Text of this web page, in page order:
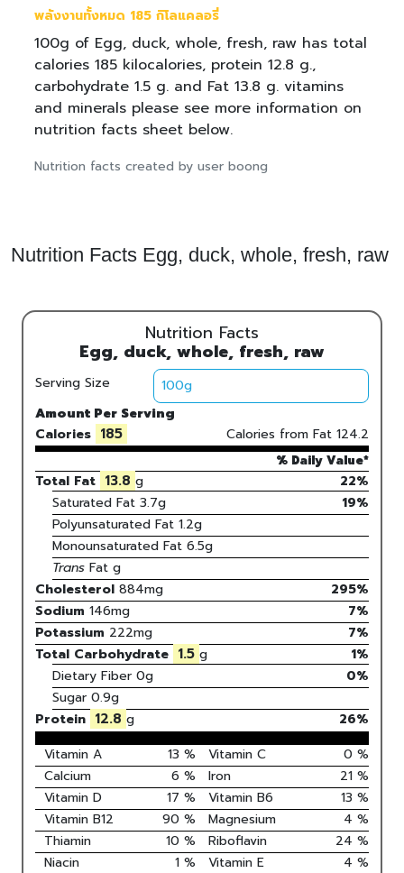
พลังงานทั้งหมด 185 กิโลแคลอรี่
100g of Egg, duck, whole, fresh, raw has total
calories 185 kilocalories, protein 12.8 g.,
carbohydrate 1.5 g. and Fat 13.8 g. vitamins
and minerals please see more information on
nutrition facts sheet below.
Nutrition facts created by user boong
Nutrition Facts Egg, duck, whole, fresh, raw
Nutrition Facts
Egg, duck, whole, fresh, raw
Serving Size
Amount Per Serving
Calories 185 Calories from Fat 124.2
% Daily Value*
Total Fat 13.8 g
22%
Saturated Fat 3.7g 19%
Polyunsaturated Fat 1.2g
Monounsaturated Fat 6.5g
TransFat g
Cholesterol 884mg 295%
Sodium 146mg 7%
Potassium 222mg 7%
Total Carbohydrate 1.5 g 1%
Dietary Fiber 0g
0%
Sugar 0.9g
Protein 12.8 g 26%
Vitamin A
13 % Vitamin C 0 %
Calcium
6 % Iron 21 %
Vitamin D
17 % Vitamin B6 13 %
Vitamin B12
90 % Magnesium 4 %
Thiamin
10 % Riboflavin 24 %
Niacin
1 % Vitamin E 4 %